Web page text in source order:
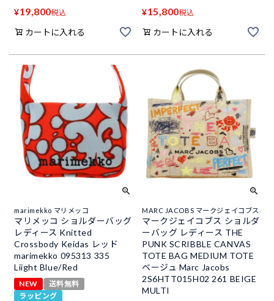
¥19,800税込
カートに入れる
¥15,800税込
カートに入れる
marimekko マリメッコ
マリメッコ ショルダーバッグ
レディース Knitted
Crossbody Keidas レッド
marimekko 095313 335
Liight Blue/Red
NEW
送料無料
ラッピング
MARC JACOBS マークジェイコブス
マークジェイコブス ショルダ
ーバッグ レディース THE
PUNK SCRIBBLE CANVAS
TOTE BAG MEDIUM TOTE
ベージュ Marc Jacobs
2S6HTT015H02 261 BEIGE
MULTI